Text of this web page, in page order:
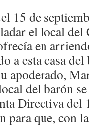
15 de
el local del
en
a esta casa
apoderado,
del barón
Directiva del
para que, con